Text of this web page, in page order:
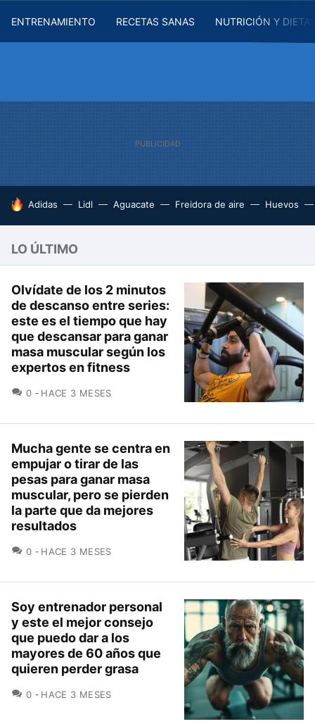
ENTRENAMIENTO RECETAS SANAS NUTRICIÓN Y
HOY SE HABLA DE
Adidas Lidl Aguacate Freidora de aire Huevos
LO ÚLTIMO
Olvídate de los 2 minutos
de descanso entre series:
este es el tiempo que hay
que descansar para ganar
masa muscular según los
expertos en fitness
0 COMENTARIOS
HACE 3 MESES
Mucha gente se centra en
empujar o tirar de las
pesas para ganar masa
muscular, pero se pierden
la parte que da mejores
resultados
0 COMENTARIOS
HACE 3 MESES
Soy entrenador personal
y este el mejor consejo
que puedo dar a los
mayores de 60 años que
quieren perder grasa
0 COMENTARIOS
HACE 3 MESES